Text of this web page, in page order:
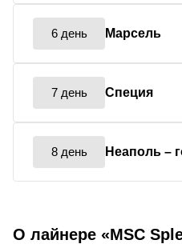
6 день Марсель
7 день Специя
8 день Неаполь –
О лайнере «MSC